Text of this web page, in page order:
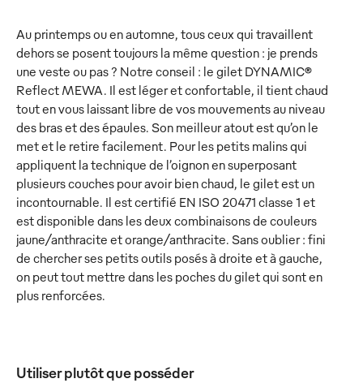
Au printemps ou en automne, tous ceux qui travaillent
dehors se posent toujours la même question : je prends
une veste ou pas ? Notre conseil : le gilet DYNAMIC®
Reflect MEWA. Il est léger et confortable, il tient chaud
tout en vous laissant libre de vos mouvements au niveau
des bras et des épaules. Son meilleur atout est qu’on le
met et le retire facilement. Pour les petits malins qui
appliquent la technique de l’oignon en superposant
plusieurs couches pour avoir bien chaud, le gilet est un
incontournable. Il est certifié EN ISO 20471 classe 1 et
est disponible dans les deux combinaisons de couleurs
jaune/anthracite et orange/anthracite. Sans oublier : fini
de chercher ses petits outils posés à droite et à gauche,
on peut tout mettre dans les poches du gilet qui sont en
plus renforcées.
Utiliser plutôt que posséder